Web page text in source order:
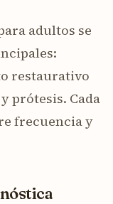
adultos se
restaurativo
prótesis. Cada
frecuencia y